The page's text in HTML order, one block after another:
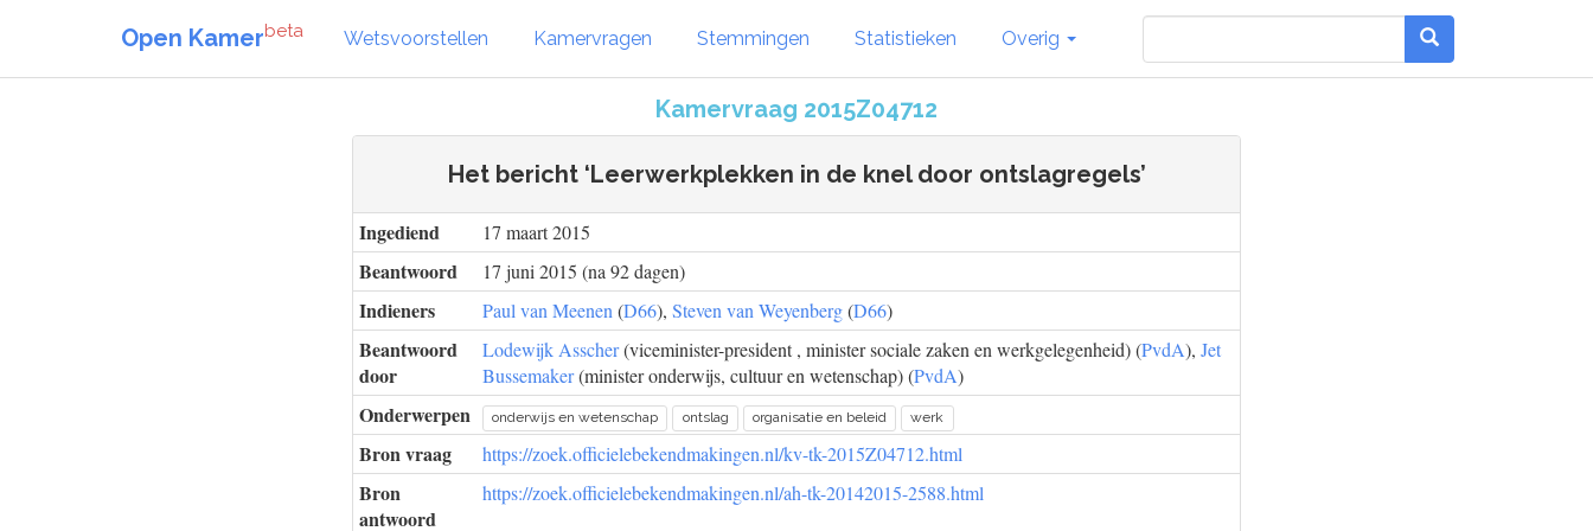
Open Kamerbeta Wetsvoorstellen Kamervragen Stemmingen Statistieken Overig
Kamervraag 2015Z04712
Het bericht ‘Leerwerkplekken in de knel door ontslagregels’
Ingediend 17 maart 2015
Beantwoord 17 juni 2015 (na 92 dagen)
Indieners Paul van Meenen (D66), Steven van Weyenberg(D66)
Beantwoord
door
Lodewijk Asscher(viceminister-president , minister sociale zaken en werkgelegenheid) (PvdA), Jet
Bussemaker(minister onderwijs, cultuur en wetenschap) (PvdA)
Onderwerpen onderwijs en wetenschap ontslag organisatie en beleid werk
Bron vraag https://zoek.officielebekendmakingen.nl/kv-tk-2015Z04712.html
Bron
antwoord
https://zoek.officielebekendmakingen.nl/ah-tk-20142015-2588.html